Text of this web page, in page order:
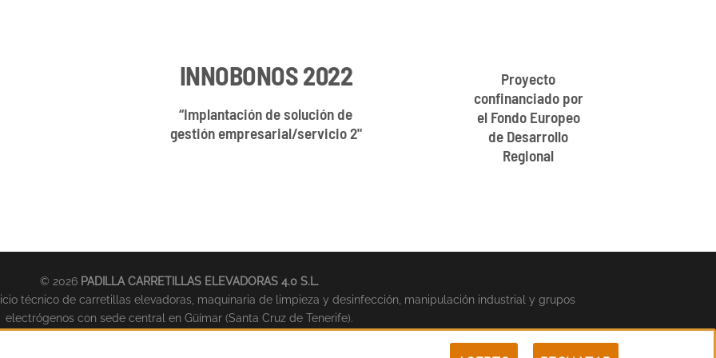
INNOBONOS 2022
“Implantación de solución de
gestión empresarial/servicio 2"
Proyecto
confinanciado por
el Fondo Europeo
de Desarrollo
Regional
© 2026 PADILLA CARRETILLAS ELEVADORAS 4.0 S.L.
técnico de carretillas elevadoras, maquinaria de limpieza y desinfección, manipulación industrial y grupos
electrógenos con sede central en Güímar (Santa Cruz de Tenerife).